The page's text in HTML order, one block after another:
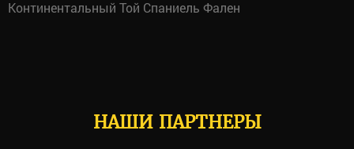
Континентальный Той Спаниель Фален
НАШИ ПАРТНЕРЫ